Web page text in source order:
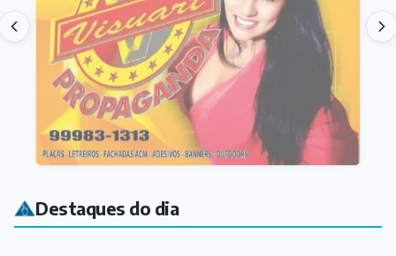
Destaques do dia